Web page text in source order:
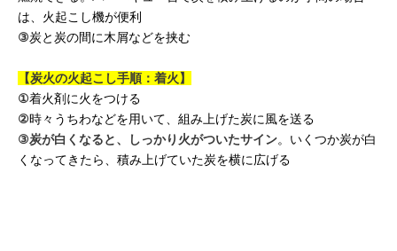
は、火起こし機が便利
③炭と炭の間に木屑などを挟む
【炭火の火起こし手順：着火】
①着火剤に火をつける
②時々うちわなどを用いて、組み上げた炭に風を送る
③炭が白くなると、しっかり火がついたサイン。いくつか炭が白
くなってきたら、積み上げていた炭を横に広げる